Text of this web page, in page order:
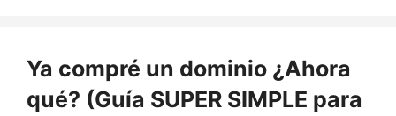
Ya compré un dominio ¿Ahora
qué? (Guía SUPER SIMPLE para